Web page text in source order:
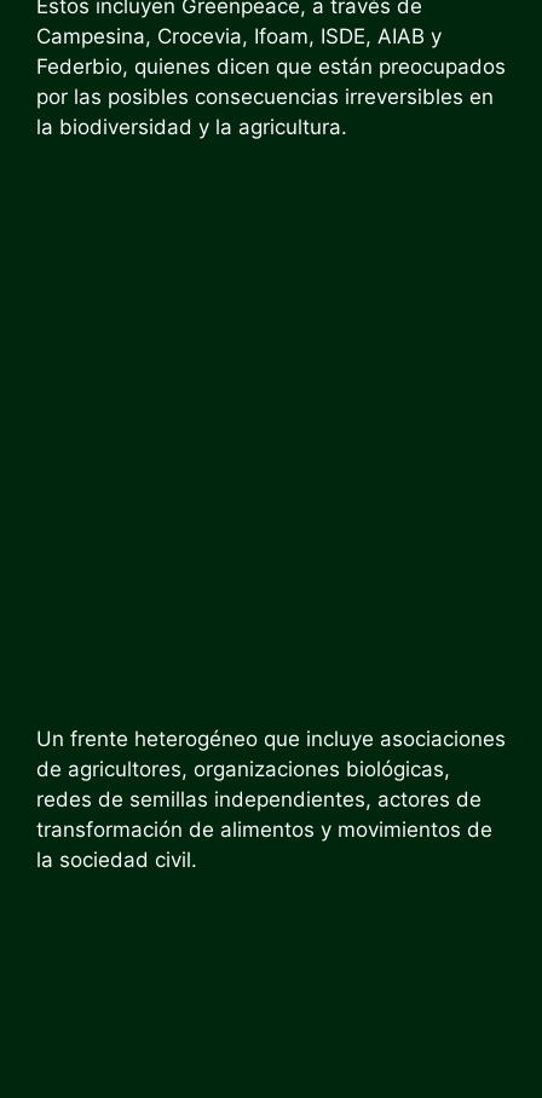
Estos incluyen Greenpeace, a través de
Campesina, Crocevia, Ifoam, ISDE, AIAB y
Federbio, quienes dicen que están preocupados
por las posibles consecuencias irreversibles en
la biodiversidad y la agricultura.
Un frente heterogéneo que incluye asociaciones
de agricultores, organizaciones biológicas,
redes de semillas independientes, actores de
transformación de alimentos y movimientos de
la sociedad civil.